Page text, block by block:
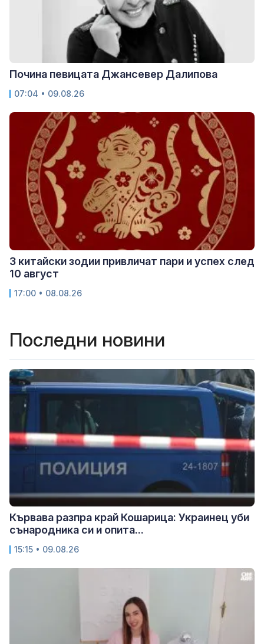
Почина певицата Джансевер Далипова
07:04 • 09.08.26
3 китайски зодии привличат пари и успех след
10 август
17:00 • 08.08.26
Последни новини
Кървава разпра край Кошарица: Украинец уби
сънародника си и опита...
15:15 • 09.08.26